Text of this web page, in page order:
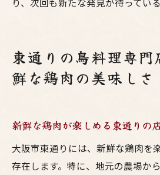
東通りの鳥料理専
鮮な鶏肉の美味しさ
新鮮な鶏肉が楽しめる東通りの
大阪市東通りには、新鮮な鶏肉を
存在します。特に、地元の農場か